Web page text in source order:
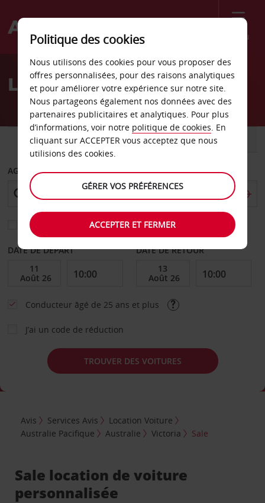
Menu
Welcome
AvisLocation de voiture Sale
VOITURE UTILITAIRE
AGENCE DE DÉPART
Sélectionnez une autre agence de retour
DATE DE DÉPART DATE DE RETOUR
Conducteur âgé de 25 ans et plus
J’ai un code de réduction
TROUVER DES VOITURES
Avis Services Avis
Location Voiture
Australie Pacifique
Australie Victoria Sale
Sale location de voiture
personnalisée
Politique des cookies
Nous utilisons des cookies pour vous proposer des
offres personnalisées, pour des raisons analytiques
et pour améliorer votre expérience sur notre site.
Nous partageons également nos données avec des
partenaires publicitaires et analytiques. Pour plus
d’informations, voir notre politique de cookies. En
cliquant sur ACCEPTER vous acceptez que nous
utilisions des cookies.
GÉRER VOS PRÉFÉRENCES
ACCEPTER ET FERMER